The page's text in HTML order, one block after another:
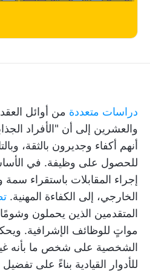
دراسات متعددة من أوائل
والعشرين إلى أن "الأفراد
أنهم أكفاء وجديرون بالثقة،
للحصول على وظيفة. في
إجراء المقابلات باستقراء
الخارجي، إلى الكفاءة المهنية.
المتقدمين الذين يحملون
مواتٍ للوظائف الإشرافية.
الشخصية على شخص ما بأنه
للأدوار القيادية بناءً على